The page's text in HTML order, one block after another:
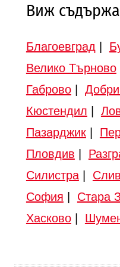
Виж
Благоевград
Велико Търново
Габрово|
Кюстендил
Пазарджик|
Пловдив
Силистра|
София
Стара
Хасково|